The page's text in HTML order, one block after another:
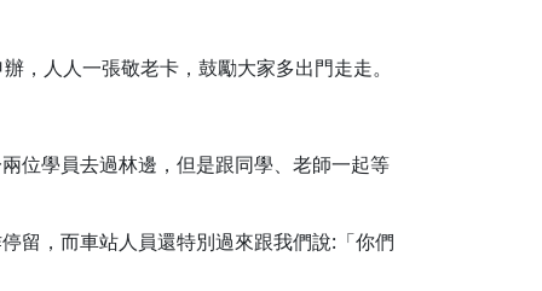
，人人一張敬老卡，鼓勵大家多出門走走。
位學員去過林邊，但是跟同學、老師一起等
留，而車站人員還特別過來跟我們說:「你們